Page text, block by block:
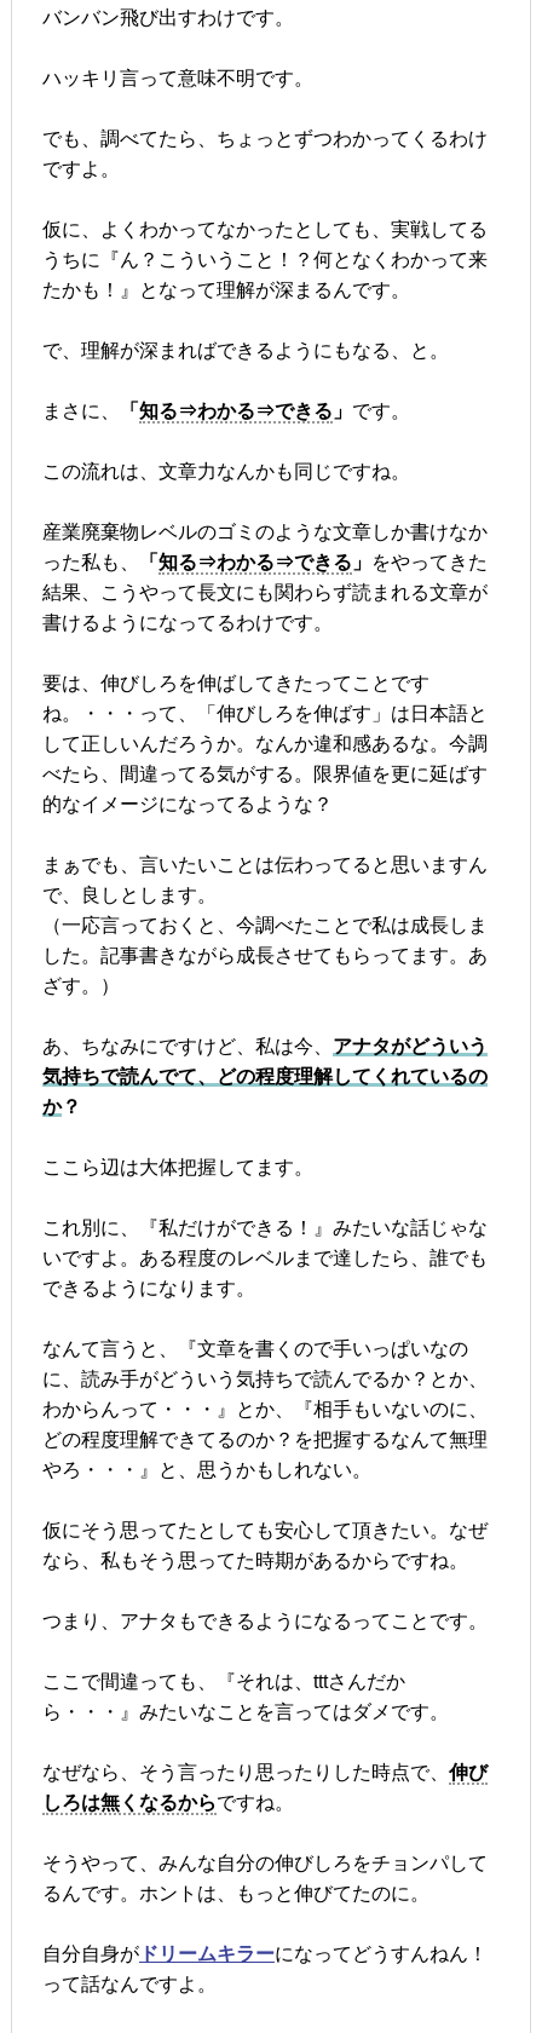
バンバン飛び出すわけです。
ハッキリ言って意味不明です。
でも、調べてたら、ちょっとずつわかってくるわけ
ですよ。
仮に、よくわかってなかったとしても、実戦してる
うちに『ん？こういうこと！？何となくわかって来
たかも！』となって理解が深まるんです。
で、理解が深まればできるようにもなる、と。
まさに、 「 知る⇒わかる⇒できる 」 です。
この流れは、文章力なんかも同じですね。
産業廃棄物レベルのゴミのような文章しか書けなか
った私も、
「 知る⇒わかる⇒できる 」 をやってきた
結果、こうやって長文にも関わらず読まれる文章が
書けるようになってるわけです。
要は、伸びしろを伸ばしてきたってことです
ね。・・・って、「伸びしろを伸ばす」は日本語と
して正しいんだろうか。なんか違和感あるな。今調
べたら、間違ってる気がする。限界値を更に延ばす
的なイメージになってるような？
まぁでも、言いたいことは伝わってると思いますん
で、良しとします。
（一応言っておくと、今調べたことで私は成長しま
した。記事書きながら成長させてもらってます。あ
ざす。）
あ、ちなみにですけど、私は今、 アナタがどういう
気持ちで読んでて、どの程度理解してくれているの
か？
ここら辺は大体把握してます。
これ別に、『私だけができる！』みたいな話じゃな
いですよ。ある程度のレベルまで達したら、誰でも
できるようになります。
なんて言うと、『文章を書くので手いっぱいなの
に、読み手がどういう気持ちで読んでるか？とか、
わからんって・・・』とか、『相手もいないのに、
どの程度理解できてるのか？を把握するなんて無理
やろ・・・』と、思うかもしれない。
仮にそう思ってたとしても安心して頂きたい。なぜ
なら、私もそう思ってた時期があるからですね。
つまり、アナタもできるようになるってことです。
ここで間違っても、『それは、tttさんだか
ら・・・』みたいなことを言ってはダメです。
なぜなら、そう言ったり思ったりした時点で、 伸び
しろは無くなるからですね。
そうやって、みんな自分の伸びしろをチョンパして
るんです。ホントは、もっと伸びてたのに。
自分自身がドリームキラーになってどうすんねん！
って話なんですよ。